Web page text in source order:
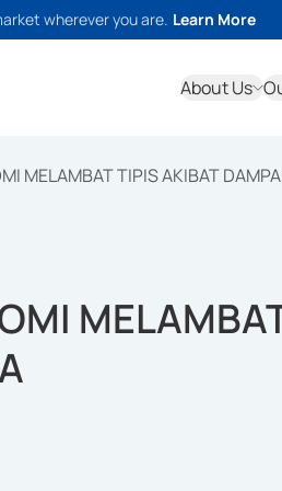
wherever you are. Learn More
About Us
MELAMBAT TIPIS AKIBAT